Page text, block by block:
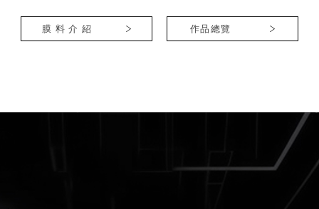
膜 料 介 紹 作品總覽